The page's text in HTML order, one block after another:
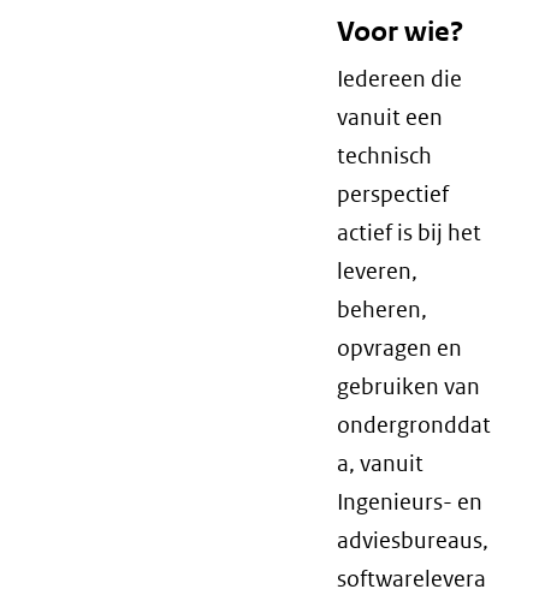
Voor wie?
Iedereen die
vanuit een
technisch
perspectief
actief is bij het
leveren,
beheren,
opvragen en
gebruiken van
ondergronddat
a, vanuit
Ingenieurs- en
adviesbureaus,
softwarelevera